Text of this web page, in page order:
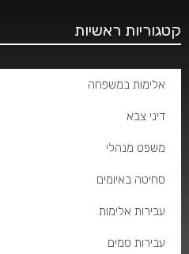
קטגוריות ראשיות
אלימות במשפחה
דיני צבא
משפט מנהלי
סחיטה באיומים
עבירות אלימות
עבירות סמים